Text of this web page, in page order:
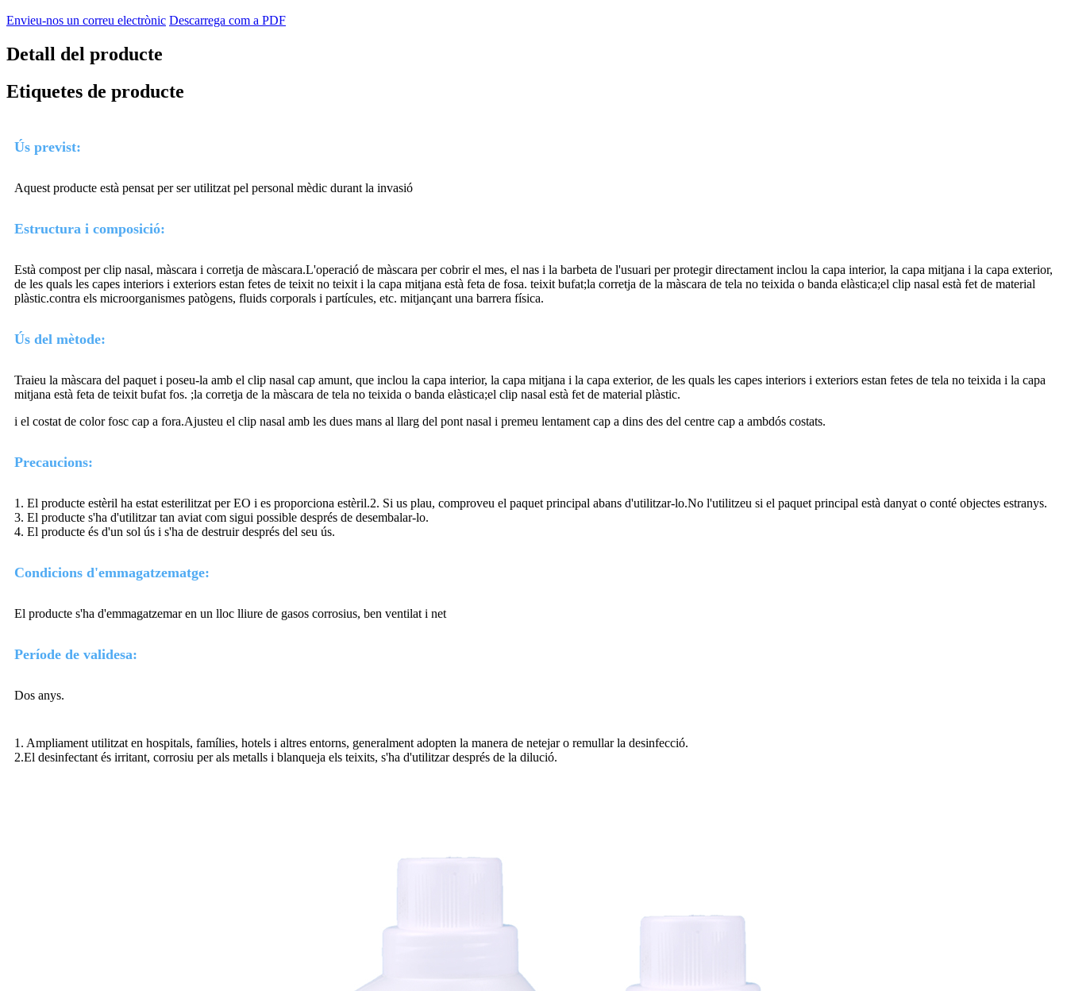
Envieu-nos un correu electrònic Descarrega com a PDF
Detall del producte
Etiquetes de producte
Ús previst:
Aquest producte està pensat per ser utilitzat pel personal mèdic durant la invasió
Estructura i composició:
Està compost per clip nasal, màscara i corretja de màscara.L'operació de màscara per cobrir el mes, el nas i la barbeta de l'usuari per protegir directament inclou la capa interior, la capa mitjana i la capa exterior,
de les quals les capes interiors i exteriors estan fetes de teixit no teixit i la capa mitjana està feta de fosa. teixit bufat;la corretja de la màscara de tela no teixida o banda elàstica;el clip nasal està fet de material
plàstic.contra els microorganismes patògens, fluids corporals i partícules, etc. mitjançant una barrera física.
Ús del mètode:
Traieu la màscara del paquet i poseu-la amb el clip nasal cap amunt, que inclou la capa interior, la capa mitjana i la capa exterior, de les quals les capes interiors i exteriors estan fetes de tela no teixida i la capa
mitjana està feta de teixit bufat fos. ;la corretja de la màscara de tela no teixida o banda elàstica;el clip nasal està fet de material plàstic.
i el costat de color fosc cap a fora.Ajusteu el clip nasal amb les dues mans al llarg del pont nasal i premeu lentament cap a dins des del centre cap a ambdós costats.
Precaucions:
1. El producte estèril ha estat esterilitzat per EO i es proporciona estèril.2. Si us plau, comproveu el paquet principal abans d'utilitzar-lo.No l'utilitzeu si el paquet principal està danyat o conté objectes estranys.
3. El producte s'ha d'utilitzar tan aviat com sigui possible després de desembalar-lo.
4. El producte és d'un sol ús i s'ha de destruir després del seu ús.
Condicions d'emmagatzematge:
El producte s'ha d'emmagatzemar en un lloc lliure de gasos corrosius, ben ventilat i net
Període de validesa:
Dos anys.
1. Ampliament utilitzat en hospitals, famílies, hotels i altres entorns, generalment adopten la manera de netejar o remullar la desinfecció.
2.El desinfectant és irritant, corrosiu per als metalls i blanqueja els teixits, s'ha d'utilitzar després de la dilució.